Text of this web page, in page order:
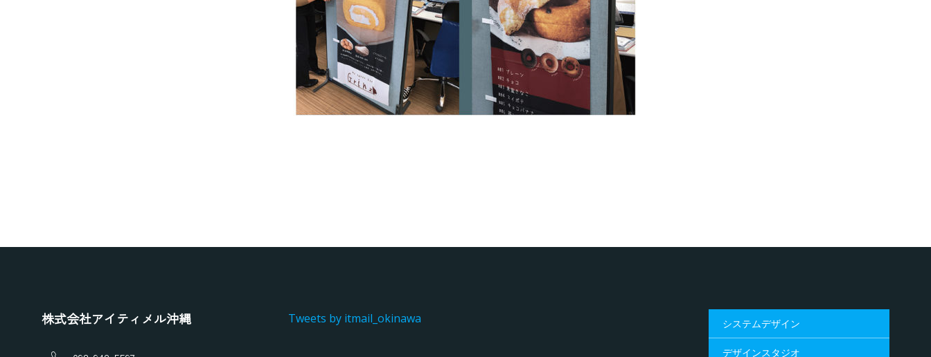
株式会社アイティメル沖縄 Tweets by itmail_okinawa システムデザイン
デザインスタジオ